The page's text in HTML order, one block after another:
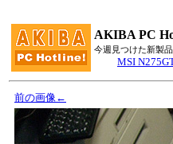
AKIBA PC
今週見つけた新製
MSI
前の画像←